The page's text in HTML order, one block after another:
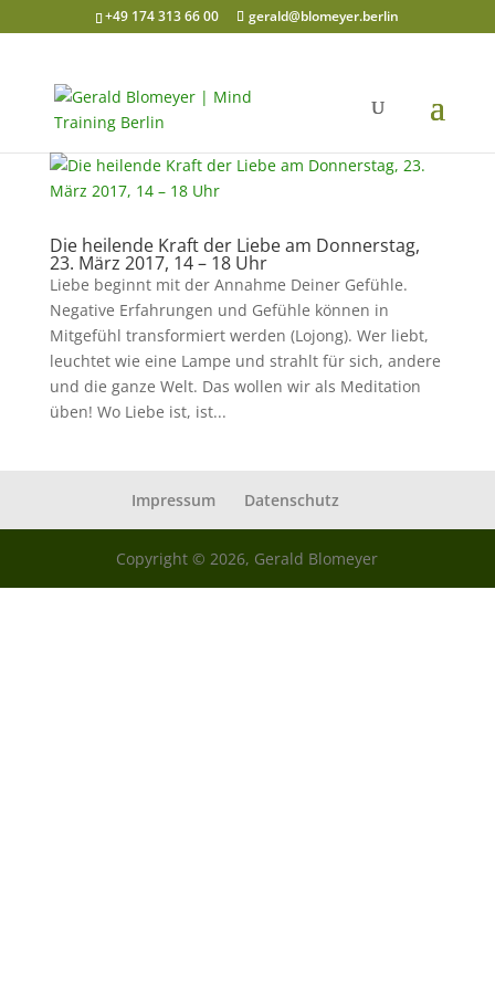
+49 174 313 66 00 gerald@blomeyer.berlin
Die heilende Kraft der Liebe am Donnerstag,
23. März 2017, 14 – 18 Uhr
Liebe beginnt mit der Annahme Deiner Gefühle.
Negative Erfahrungen und Gefühle können in
Mitgefühl transformiert werden (Lojong). Wer liebt,
leuchtet wie eine Lampe und strahlt für sich, andere
und die ganze Welt. Das wollen wir als Meditation
üben! Wo Liebe ist, ist...
Impressum Datenschutz
Copyright © 2026, Gerald Blomeyer